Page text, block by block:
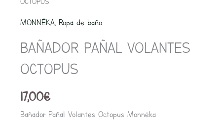
MONNËKA, Ropa de baño
BAÑADOR PAÑAL VOLANTES
OCTOPUS
17,00€
Bañador Pañal Volantes Octopus Monnëka
VOLANTES
cantidad